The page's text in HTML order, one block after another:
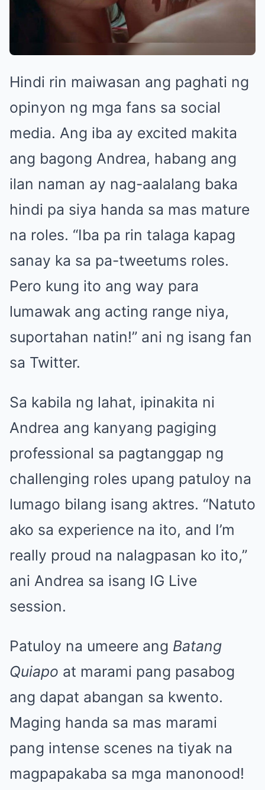
Hindi rin maiwasan ang paghati ng
opinyon ng mga fans sa social
media. Ang iba ay excited makita
ang bagong Andrea, habang ang
ilan naman ay nag-aalalang baka
hindi pa siya handa sa mas mature
na roles. “Iba pa rin talaga kapag
sanay ka sa pa-tweetums roles.
Pero kung ito ang way para
lumawak ang acting range niya,
suportahan natin!” ani ng isang fan
sa Twitter.
Sa kabila ng lahat, ipinakita ni
Andrea ang kanyang pagiging
professional sa pagtanggap ng
challenging roles upang patuloy na
lumago bilang isang aktres. “Natuto
ako sa experience na ito, and I’m
really proud na nalagpasan ko ito,”
ani Andrea sa isang IG Live
session.
Patuloy na umeere ang Batang
Quiapo at marami pang pasabog
ang dapat abangan sa kwento.
Maging handa sa mas marami
pang intense scenes na tiyak na
magpapakaba sa mga manonood!